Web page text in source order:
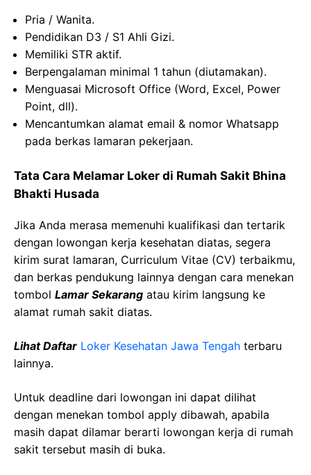
Pria / Wanita.
Pendidikan D3 / S1 Ahli Gizi.
Memiliki STR aktif.
Berpengalaman minimal 1 tahun (diutamakan).
Menguasai Microsoft Office (Word, Excel, Power
Point, dll).
Mencantumkan alamat email & nomor Whatsapp
pada berkas lamaran pekerjaan.
Tata Cara Melamar Loker di Rumah Sakit Bhina
Bhakti Husada
Jika Anda merasa memenuhi kualifikasi dan tertarik
dengan lowongan kerja kesehatan diatas, segera
kirim surat lamaran, Curriculum Vitae (CV) terbaikmu,
dan berkas pendukung lainnya dengan cara menekan
tombol Lamar Sekarang atau kirim langsung ke
alamat rumah sakit diatas.
Lihat Daftar Loker Kesehatan Jawa Tengah terbaru
lainnya.
Untuk deadline dari lowongan ini dapat dilihat
dengan menekan tombol apply dibawah, apabila
masih dapat dilamar berarti lowongan kerja di rumah
sakit tersebut masih di buka.